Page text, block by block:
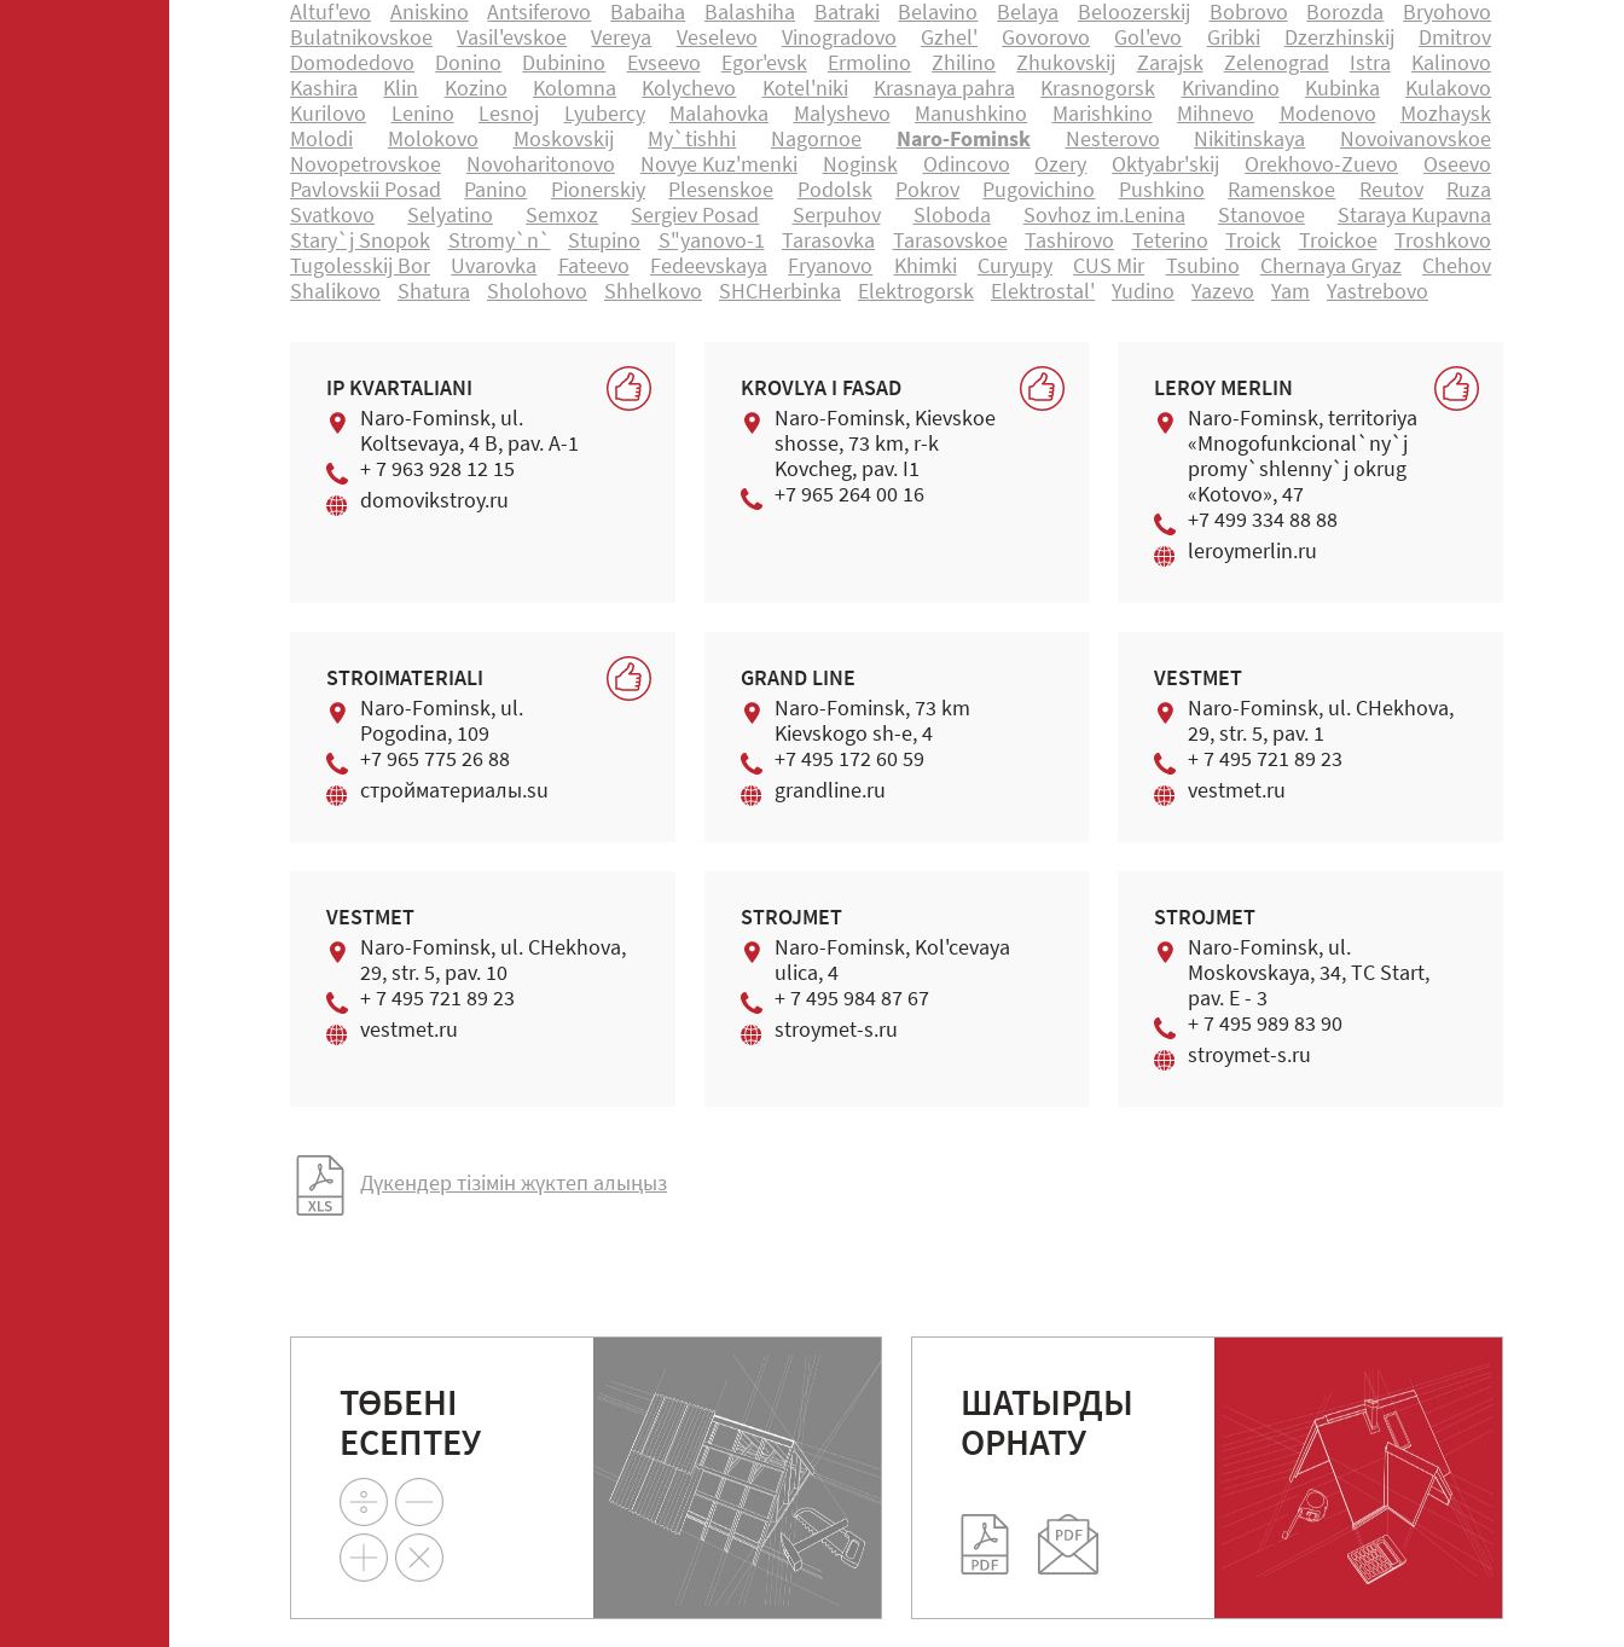
Altuf'evo Aniskino Antsiferovo Babaiha Balashiha Batraki Belavino Belaya Beloozerskij Bobrovo Borozda
Bryohovo
Bulatnikovskoe
Vasil'evskoe Vereya Veselevo Vinogradovo Gzhel' Govorovo Gol'evo Gribki Dzerzhinskij
Dmitrov
Domodedovo
Donino Dubinino Evseevo Egor'evsk Ermolino Zhilino Zhukovskij Zarajsk Zelenograd Istra
Kalinovo
Kashira
Klin Kozino Kolomna Kolychevo Kotel'niki Krasnaya pahra Krasnogorsk Krivandino Kubinka
Kulakovo
Kurilovo
Lenino Lesnoj Lyubercy Malahovka Malyshevo Manushkino Marishkino Mihnevo Modenovo
Mozhaysk
Molodi
Molokovo Moskovskij My`tishhi Nagornoe Naro-Fominsk Nesterovo Nikitinskaya
Novoivanovskoe
Novopetrovskoe
Novoharitonovo Novye Kuz'menki Noginsk Odincovo Ozery Oktyabr'skij Orekhovo-Zuevo
Oseevo
Pavlovskii Posad
Panino Pionerskiy Plesenskoe Podolsk Pokrov Pugovichino Pushkino Ramenskoe Reutov
Ruza
Svatkovo
Selyatino Semxoz Sergiev Posad Serpuhov Sloboda Sovhoz im.Lenina Stanovoe
Staraya Kupavna
Stary`j Snopok
Stromy`n` Stupino S"yanovo-1 Tarasovka Tarasovskoe Tashirovo Teterino Troick Troickoe
Troshkovo
Tugolesskij Bor
Uvarovka Fateevo Fedeevskaya Fryanovo Khimki Curyupy CUS Mir Tsubino Chernaya Gryaz
Chehov
Shalikovo
Shatura Sholohovo Shhelkovo SHCHerbinka Elektrogorsk Elektrostal' Yudino Yazevo Yam Yastrebovo
IP KVARTALIANI
Naro-Fominsk, ul.
Koltsevaya, 4 B, pav. A-1
+ 7 963 928 12 15
domovikstroy.ru
KROVLYA I FASAD
Naro-Fominsk, Kievskoe
shosse, 73 km, r-k
Kovcheg, pav. I1
+7 965 264 00 16
LEROY MERLIN
Naro-Fominsk, territoriya
«Mnogofunkcional`ny`j
promy`shlenny`j okrug
«Kotovo», 47
+7 499 334 88 88
leroymerlin.ru
STROIMATERIALI
Naro-Fominsk, ul.
Pogodina, 109
+7 965 775 26 88
стройматериалы.su
GRAND LINE
Naro-Fominsk, 73 km
Kievskogo sh-e, 4
+7 495 172 60 59
grandline.ru
VESTMET
Naro-Fominsk, ul. CHekhova,
29, str. 5, pav. 1
+ 7 495 721 89 23
vestmet.ru
VESTMET
Naro-Fominsk, ul. CHekhova,
29, str. 5, pav. 10
+ 7 495 721 89 23
vestmet.ru
STROJMET
Naro-Fominsk, Kol'cevaya
ulica, 4
+ 7 495 984 87 67
stroymet-s.ru
STROJMET
Naro-Fominsk, ul.
Moskovskaya, 34, TC Start,
pav. E - 3
+ 7 495 989 83 90
stroymet-s.ru
Дүкендер тізімін жүктеп алыңыз
ТӨБЕНІ
ЕСЕПТЕУ
ШАТЫРДЫ
ОРНАТУ